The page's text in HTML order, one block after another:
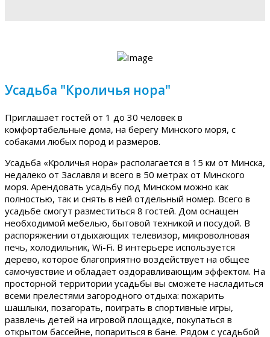
Усадьба "Кроличья нора"
Приглашает гостей от 1 до 30 человек в
комфортабельные дома, на берегу Минского моря, с
собаками любых пород и размеров.
Усадьба «Кроличья нора» располагается в 15 км от Минска,
недалеко от Заславля и всего в 50 метрах от Минского
моря. Арендовать усадьбу под Минском можно как
полностью, так и снять в ней отдельный номер. Всего в
усадьбе смогут разместиться 8 гостей. Дом оснащен
необходимой мебелью, бытовой техникой и посудой. В
распоряжении отдыхающих телевизор, микроволновая
печь, холодильник, Wi-Fi. В интерьере используется
дерево, которое благоприятно воздействует на общее
самочувствие и обладает оздоравливающим эффектом. На
просторной территории усадьбы вы сможете насладиться
всеми прелестями загородного отдыха: пожарить
шашлыки, позагорать, поиграть в спортивные игры,
развлечь детей на игровой площадке, покупаться в
открытом бассейне, попариться в бане. Рядом с усадьбой